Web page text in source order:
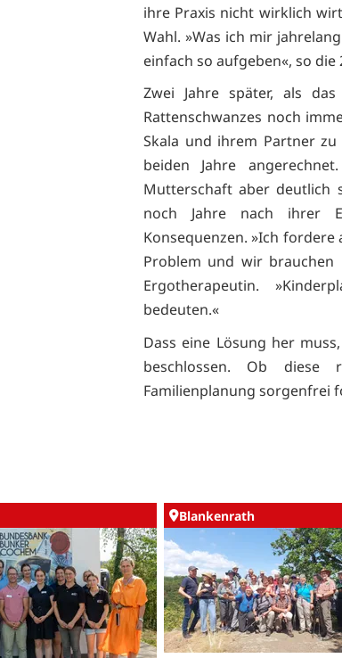
ihre Praxis nicht wirklich
Wahl. »Was ich mir
einfach so aufgeben«, so die
Zwei Jahre später, als
Rattenschwanzes noch
Skala und ihrem Partner
beiden Jahre
Mutterschaft aber deutlich
noch Jahre nach ihrer
Konsequenzen. »Ich
Problem und wir
Ergotherapeutin.
bedeuten.«
Dass eine Lösung her
beschlossen. Ob diese
Familienplanung sorgenfrei
Blankenrath